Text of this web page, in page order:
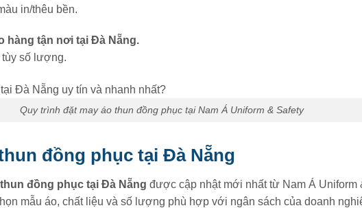
in/thêu bền.
hàng tận nơi tại Đà Nẵng.
số lượng.
Quy trình đặt may áo thun đồng phục tại Nam Á Uniform & Safety
đồng phục tại Đà Nẵng
đồng phục tại Đà Nẵng được cập nhật mới nhất từ Nam Á Uniform
mẫu áo, chất liệu và số lượng phù hợp với ngân sách của doanh